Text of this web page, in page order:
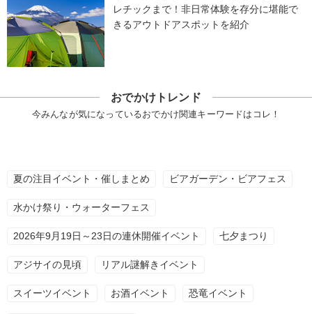
レチックまで！非日常体験を存分に堪能で
きるアウトドアスポットを紹介
おでかけトレンド
今みんなが気になっているおでかけ関連キーワードはコレ！
夏の注目イベント・催しまとめ ビアガーデン・ビアフェス
水かけ祭り・ウォーターフェス
2026年9月19日～23日の連休開催イベント 七夕まつり
アジサイの見頃 リアル謎解きイベント
スイーツイベント お酒イベント 恐竜イベント